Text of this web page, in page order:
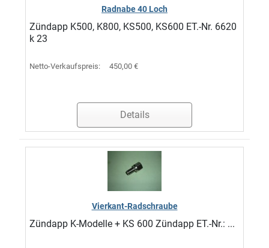
Radnabe 40 Loch
Zündapp K500, K800, KS500, KS600 ET.-Nr. 6620
k 23
Netto-Verkaufspreis: 450,00 €
Details
Vierkant-Radschraube
Zündapp K-Modelle + KS 600 Zündapp ET.-Nr.: ...